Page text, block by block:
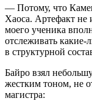
— Потому, что
Хаоса. Артефакт не
моего ученика
отслеживать
в структурной
Байро взял
жестким тоном, не
магистра: